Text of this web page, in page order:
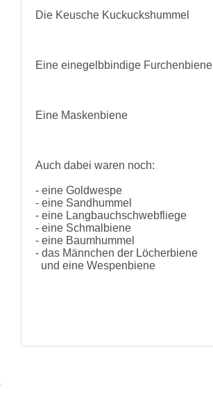
Die Keusche Kuckuckshummel
Eine einegelbbindige Furchenbiene
Eine Maskenbiene
Auch dabei waren noch:
- eine Goldwespe
- eine Sandhummel
- eine Langbauchschwebfliege
- eine Schmalbiene
- eine Baumhummel
- das Männchen der Löcherbiene
und eine Wespenbiene